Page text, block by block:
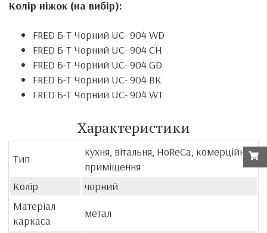
Колір ніжок (на вибір):
FRED Б-Т Чорний UC-904WD
FRED Б-Т Чорний UC-904CH
FRED Б-Т Чорний UC-904GD
FRED Б-Т Чорний UC-904 BK
FRED Б-Т Чорний UC-904WT
Характеристики
Тип
кухня, вітальня, HoReCa, комерційні
приміщення
Колір
чорний
Матеріал
каркаса
метал